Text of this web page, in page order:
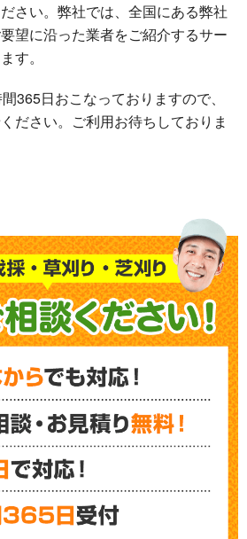
さい。弊社では、全国にある弊社
望に沿った業者をご紹介するサー
す。
365日おこなっておりますので、
ださい。ご利用お待ちしておりま